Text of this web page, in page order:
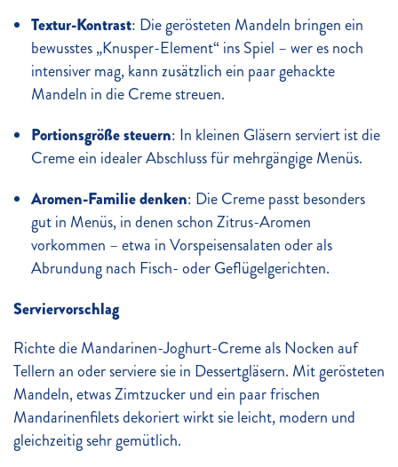
Textur-Kontrast: Die gerösteten Mandeln bringen ein
bewusstes „Knusper-Element“ ins Spiel – wer es noch
intensiver mag, kann zusätzlich ein paar gehackte
Mandeln in die Creme streuen.
Portionsgröße steuern: In kleinen Gläsern serviert ist die
Creme ein idealer Abschluss für mehrgängige Menüs.
Aromen-Familie denken: Die Creme passt besonders
gut in Menüs, in denen schon Zitrus-Aromen
vorkommen – etwa in Vorspeisensalaten oder als
Abrundung nach Fisch- oder Geflügelgerichten.
Serviervorschlag
Richte die Mandarinen-Joghurt-Creme als Nocken auf
Tellern an oder serviere sie in Dessertgläsern. Mit gerösteten
Mandeln, etwas Zimtzucker und ein paar frischen
Mandarinenfilets dekoriert wirkt sie leicht, modern und
gleichzeitig sehr gemütlich.